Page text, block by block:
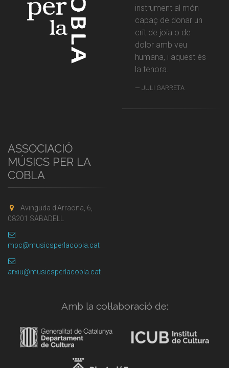
instrument al món
capaç de donar un
crit de joia o de
dolor amb veu
humana, i aquest és
la tenora.
JULI GARRETA
ASSOCIACIÓ
MÚSICS PER LA
COBLA
Avinguda d'Arraona, 6,
08201 SABADELL
mpc@musicsperlacobla.cat
arxiu@musicsperlacobla.cat
Amb la col·laboració de: